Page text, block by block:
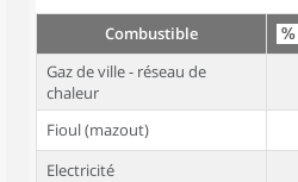
Combustible
Gaz de ville - réseau de
chaleur
Fioul (mazout)
Electricité